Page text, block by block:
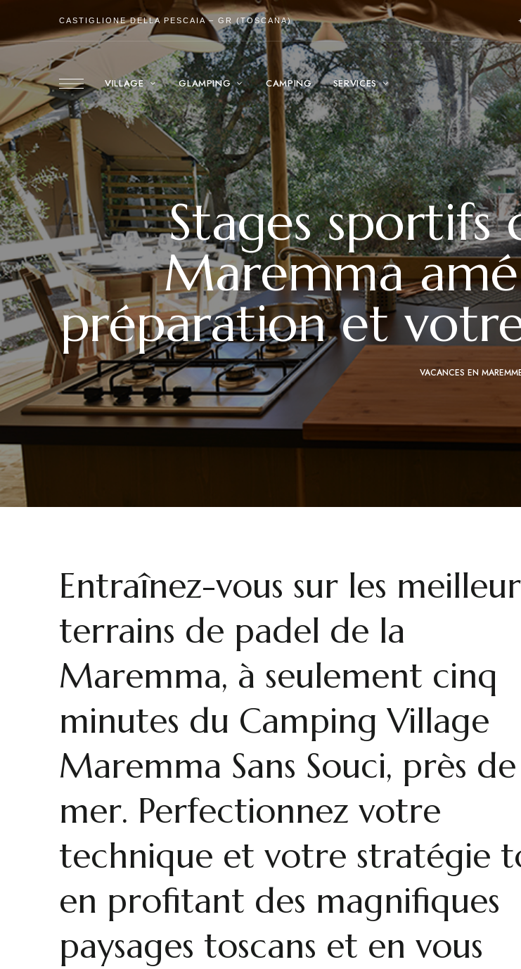
CASTIGLIONE DELLA PESCAIA – GR (TOSCANA)
VILLAGE GLAMPING CAMPING SERVICES
Stages sportifs
Maremma
préparation et
VACANCES EN
Entraînez-vous sur les
terrains de padel de la
Maremma, à seulement cinq
minutes du Camping Village
Maremma Sans Souci, près
mer. Perfectionnez votre
technique et votre stratégie
en profitant des magnifiques
paysages toscans et en vous